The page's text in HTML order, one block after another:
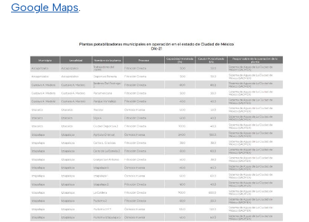
Google Maps.